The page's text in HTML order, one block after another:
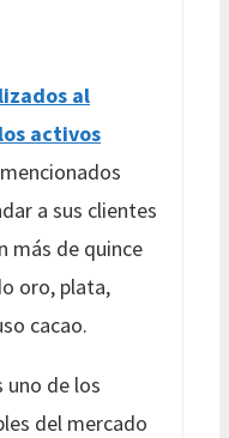
al
activos
a sus clientes
más de quince
oro, plata,
cacao.
uno de los
del mercado